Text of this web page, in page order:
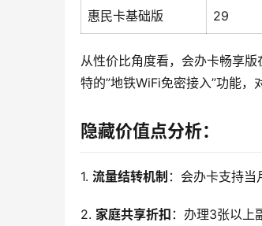
惠民卡基础版 29
从性价比角度看，会办卡畅享版
特的”地铁WiFi免密接入”功能，
隐藏价值点分析：
1. 流量结转机制 ：会办卡支持
2. 家庭共享折扣 ：办理3张以上